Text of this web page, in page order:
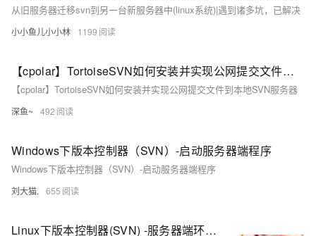
从旧服务器迁移svn到另一台新服务器中(linux系统)|遇到诸多坑，已解决
小小鱼儿小小林 1199
【cpolar】TortoiseSVN如何安装并实现公网提交文件到本地SVN服务器
【cpolar】TortoiseSVN如何安装并实现公网提交文件到本地SVN服务器
深鱼~ 492
Windows下版本控制器（SVN）-启动服务器端程序
Windows下版本控制器（SVN）-启动服务器端程序
刘大猫. 655
Linux下版本控制器(SVN) -服务器端环境搭建步骤